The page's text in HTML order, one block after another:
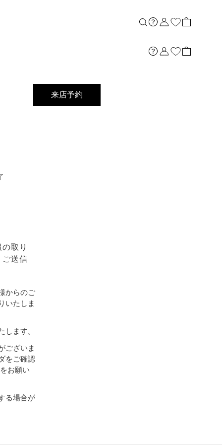
店舗案内
来店予約
取り
ご送信
からのご
いたしま
します。
ございま
をご確認
お願い
る場合が